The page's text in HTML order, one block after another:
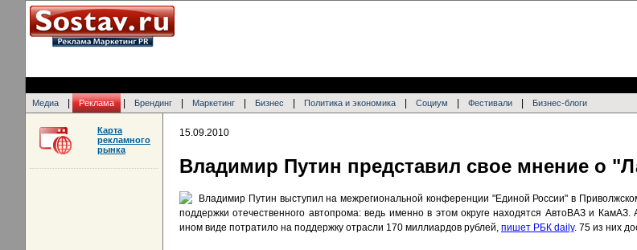
Медиа Реклама Брендинг Маркетинг Бизнес Политика и экономика Социум Фестивали Бизнес-блоги
15.09.2010
Владимир Путин представил свое мнение о
Владимир Путин выступил на межрегиональной конференции "Единой России" в
поддержки отечественного автопрома: ведь именно в этом округе находятся АвтоВАЗ и КамАЗ.
ином виде потратило на поддержку отрасли 170 миллиардов рублей, пишет РБК daily. 75 из них
Карта
рекламного
рынка